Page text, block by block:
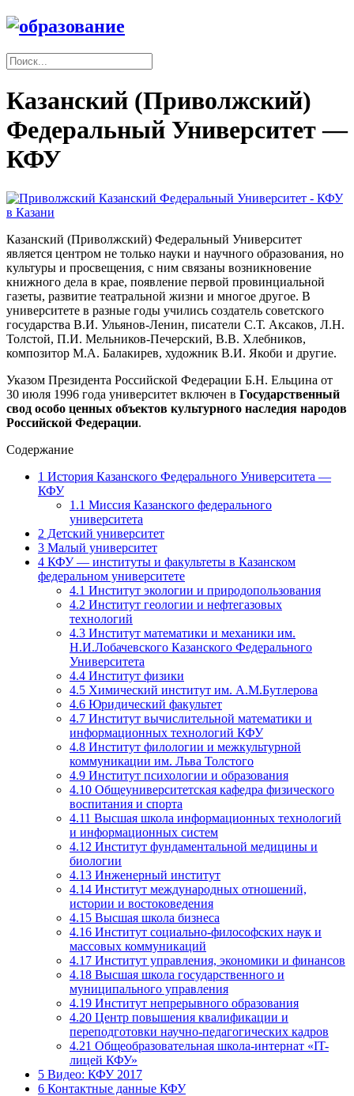
Казанский (Приволжский)
Федеральный Университет —
КФУ
Казанский (Приволжский) Федеральный Университет
является центром не только науки и научного образования, но
культуры и просвещения, с ним связаны возникновение
книжного дела в крае, появление первой провинциальной
газеты, развитие театральной жизни и многое другое. В
университете в разные годы учились создатель советского
государства В.И. Ульянов-Ленин, писатели С.Т. Аксаков, Л.Н.
Толстой, П.И. Мельников-Печерский, В.В. Хлебников,
композитор М.А. Балакирев, художник В.И. Якоби и другие.
Указом Президента Российской Федерации Б.Н. Ельцина от
30 июля 1996 года университет включен в Государственный
свод особо ценных объектов культурного наследия народов
Российской Федерации.
Содержание
1 История Казанского Федерального Университета —
КФУ
1.1 Миссия Казанского федерального
университета
2 Детский университет
3 Малый университет
4 КФУ — институты и факультеты в Казанском
федеральном университете
4.1 Институт экологии и природопользования
4.2 Институт геологии и нефтегазовых
технологий
4.3 Институт математики и механики им.
Н.И.Лобачевского Казанского Федерального
Университета
4.4 Институт физики
4.5 Химический институт им. А.М.Бутлерова
4.6 Юридический факультет
4.7 Институт вычислительной математики и
информационных технологий КФУ
4.8 Институт филологии и межкультурной
коммуникации им. Льва Толстого
4.9 Институт психологии и образования
4.10 Общеуниверситетская кафедра физического
воспитания и спорта
4.11 Высшая школа информационных технологий
и информационных систем
4.12 Институт фундаментальной медицины и
биологии
4.13 Инженерный институт
4.14 Институт международных отношений,
истории и востоковедения
4.15 Высшая школа бизнеса
4.16 Институт социально-философских наук и
массовых коммуникаций
4.17 Институт управления, экономики и финансов
4.18 Высшая школа государственного и
муниципального управления
4.19 Институт непрерывного образования
4.20 Центр повышения квалификации и
переподготовки научно-педагогических кадров
4.21 Общеобразовательная школа-интернат «IT-
лицей КФУ»
5 Видео: КФУ 2017
6 Контактные данные КФУ